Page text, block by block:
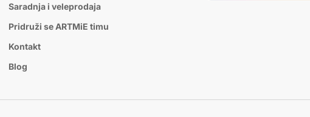
Saradnja i veleprodaja
Pridruži se ARTMiE timu
Kontakt
Blog